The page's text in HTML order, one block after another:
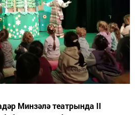
Минзәлә театрында II